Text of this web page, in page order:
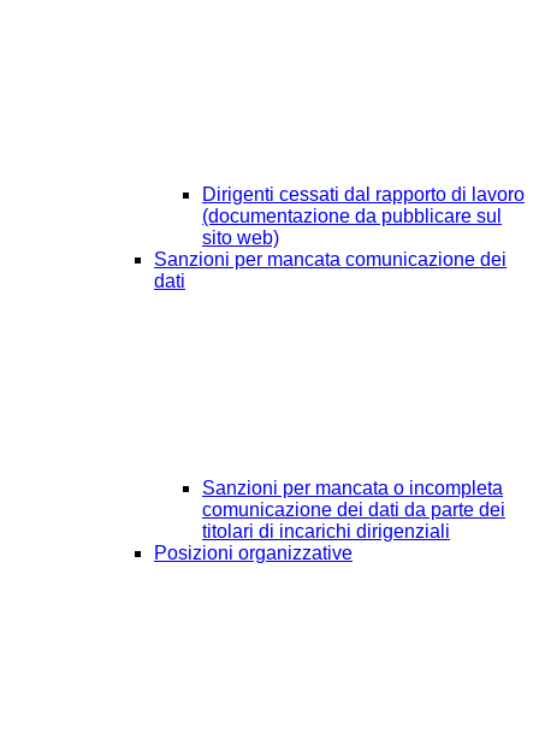
Dirigenti cessati dal rapporto di lavoro
(documentazione da pubblicare sul
sito web)
Sanzioni per mancata comunicazione dei
dati
Sanzioni per mancata o incompleta
comunicazione dei dati da parte dei
titolari di incarichi dirigenziali
Posizioni organizzative